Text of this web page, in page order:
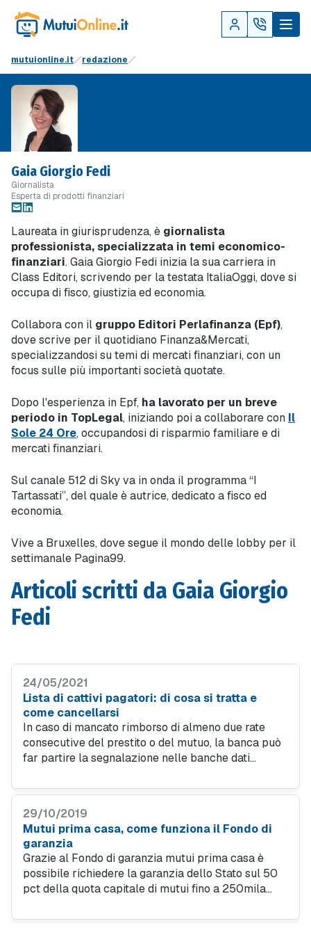
mutuionline.it redazione
Gaia Giorgio Fedi
Giornalista
Esperta di prodotti finanziari
Laureata in giurisprudenza, è giornalista
professionista, specializzata in temi economico-
finanziari. Gaia Giorgio Fedi inizia la sua carriera in
Class Editori, scrivendo per la testata ItaliaOggi, dove si
occupa di fisco, giustizia ed economia.
Collabora con il gruppo Editori Perlafinanza (Epf),
dove scrive per il quotidiano Finanza&Mercati,
specializzandosi su temi di mercati finanziari, con un
focus sulle più importanti società quotate.
Dopo l'esperienza in Epf, ha lavorato per un breve
periodo in TopLegal, iniziando poi a collaborare con Il
Sole 24 Ore, occupandosi di risparmio familiare e di
mercati finanziari.
Sul canale 512 di Sky va in onda il programma “I
Tartassati”, del quale è autrice, dedicato a fisco ed
economia.
Vive a Bruxelles, dove segue il mondo delle lobby per il
settimanale Pagina99.
Articoli scritti da Gaia Giorgio
Fedi
24/05/2021
Lista di cattivi pagatori: di cosa si tratta e
come cancellarsi
In caso di mancato rimborso di almeno due rate
consecutive del prestito o del mutuo, la banca può
far partire la segnalazione nelle banche dati
pagatore, si rischia di vedersi negare prestiti, mutui
29/10/2019
Mutui prima casa, come funziona il Fondo di
garanzia
Grazie al Fondo di garanzia mutui prima casa è
possibile richiedere la garanzia dello Stato sul 50
pct della quota capitale di mutui fino a 250mila
ad abitazione principale.